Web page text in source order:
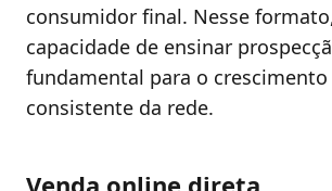
consumidor final. Nesse
capacidade de ensinar
fundamental para o crescimento
consistente da rede.
Venda online direta